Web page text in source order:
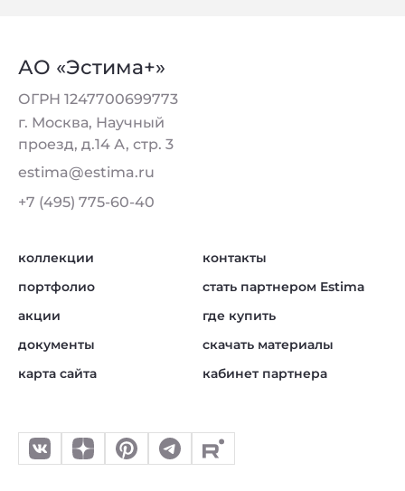
АО «Эстима+»
ОГРН 1247700699773
г. Москва, Научный
проезд, д.14 А, стр. 3
estima@estima.ru
+7 (495) 775-60-40
коллекции
портфолио
акции
документы
карта сайта
контакты
стать партнером Estima
где купить
скачать материалы
кабинет партнера